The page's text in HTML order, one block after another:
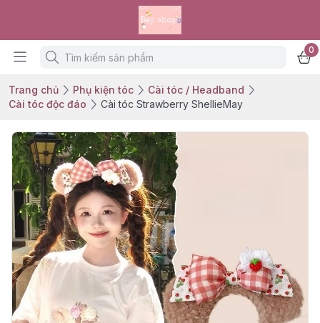
0
Trang chủ Phụ kiện tóc
Cài tóc / Headband
Cài tóc độc đáo
Cài tóc Strawberry ShellieMay